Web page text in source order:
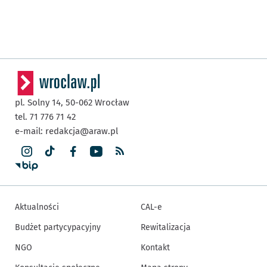
pl. Solny 14, 50-062 Wrocław
tel. 71 776 71 42
e-mail: redakcja@araw.pl
Aktualności
Budżet partycypacyjny
NGO
CAL-e
Rewitalizacja
Kontakt